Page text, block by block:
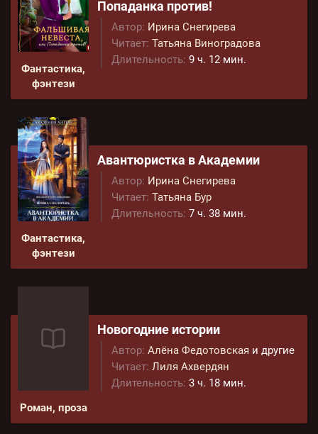
Фантастика,
фэнтези
Попаданка против!
Автор: Ирина Снегирева
Читает: Татьяна Виноградова
Длительность: 9 ч. 12 мин.
Фантастика,
фэнтези
Авантюристка в Академии
Автор: Ирина Снегирева
Читает: Татьяна Бур
Длительность: 7 ч. 38 мин.
Роман, проза
Новогодние истории
Автор: Алёна Федотовская и другие
Читает: Лиля Ахвердян
Длительность: 3 ч. 18 мин.